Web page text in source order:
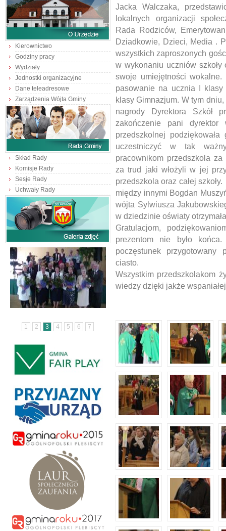
Kierownictwo
Godziny pracy
Wydziały
Jednostki organizacyjne
Dane teleadresowe
Zarządzenia Wójta Gminy
Skład Rady
Komisje Rady
Sesje Rady
Uchwały Rady
1 2 3 4 5 6 7
Jacka Walczaka,
lokalnych organizacji
Rada Rodziców,
Dziadkowie, Dzieci, Media .
wszystkich zaproszonych
w wykonaniu uczniów szkoły
swoje umiejętności
pasowanie na ucznia I klasy
klasy Gimnazjum. W tym
nagrody Dyrektora Szkół
zakończenie pani dyrektor
przedszkolnej
uczestniczyć w tak
pracownikom przedszkola
za trud jaki włożyli w jej
przedszkola oraz całej
między innymi Bogdan
wójta Sylwiusza
w dziedzinie oświaty
Gratulacjom,
prezentom nie było
poczęstunek przygotowany
ciasto.
Wszystkim przedszkolakom
wiedzy dzięki jakże